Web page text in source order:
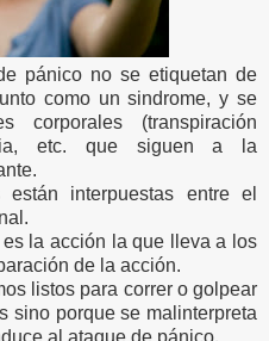
pánico no se etiquetan de
como un sindrome, y se
corporales (transpiración
etc. que siguen a la
están interpuestas entre el
la acción la que lleva a los
de la acción.
listos para correr o golpear
sino porque se malinterpreta